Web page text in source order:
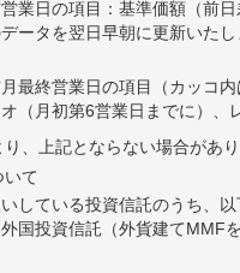
業日の項目：基準価額（前
ータを翌日早朝に更新いた
最終営業日の項目（カッコ
（月初第6営業日までに）
、上記とならない場合があ
て
している投資信託のうち、
国投資信託（外貨建てMMF